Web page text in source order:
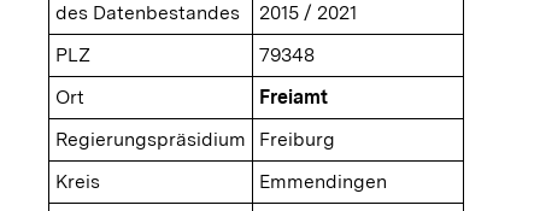
des Datenbestandes
2015 / 2021
PLZ
79348
Ort
Freiamt
Regierungspräsidium
Freiburg
Kreis
Emmendingen